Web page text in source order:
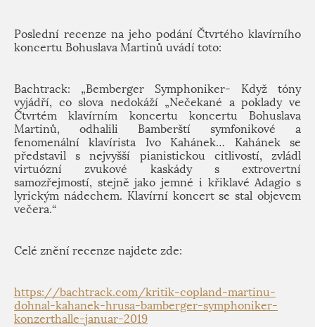
Poslední recenze na jeho podání Čtvrtého klavírního
koncertu Bohuslava Martinů uvádí toto:
Bachtrack: „Bemberger Symphoniker- Když tóny
vyjádří, co slova nedokáží „Nečekané a poklady ve
Čtvrtém klavírním koncertu koncertu Bohuslava
Martinů, odhalili Bamberští symfonikové a
fenomenální klavírista Ivo Kahánek… Kahánek se
představil s nejvyšší pianistickou citlivostí, zvládl
virtuózní zvukové kaskády s extrovertní
samozřejmostí, stejně jako jemné i křiklavé Adagio s
lyrickým nádechem. Klavírní koncert se stal objevem
večera.“
Celé znění recenze najdete zde:
https://bachtrack.com/kritik-copland-martinu-
dohnal-kahanek-hrusa-bamberger-symphoniker-
konzerthalle-januar-2019